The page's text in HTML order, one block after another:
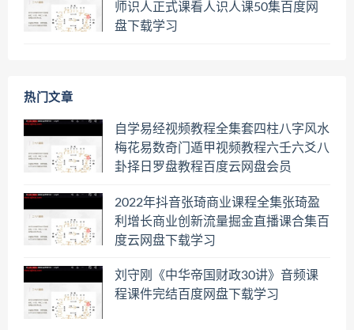
师识人正式课看人识人课50集百度网
盘下载学习
热门文章
自学易经视频教程全集套四柱八字风水
梅花易数奇门遁甲视频教程六壬六爻八
卦择日罗盘教程百度云网盘会员
2022年抖音张琦商业课程全集张琦盈
利增长商业创新流量掘金直播课合集百
度云网盘下载学习
刘守刚《中华帝国财政30讲》音频课
程课件完结百度网盘下载学习